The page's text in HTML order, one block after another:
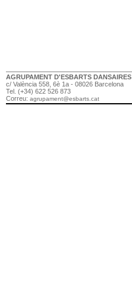
AGRUPAMENT D'ESBARTS DANSAIRES
c/ València 558, 6è 1a - 08026 Barcelona
Tel. (+34) 622 526 873
Correu: agrupament@esbarts.cat